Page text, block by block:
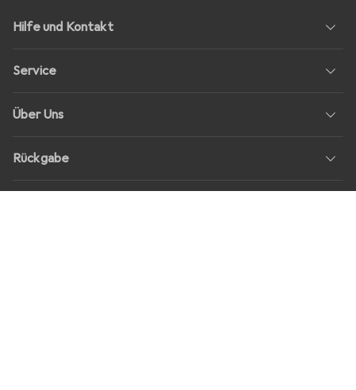
Hilfe und Kontakt
Service
Über Uns
Rückgabe